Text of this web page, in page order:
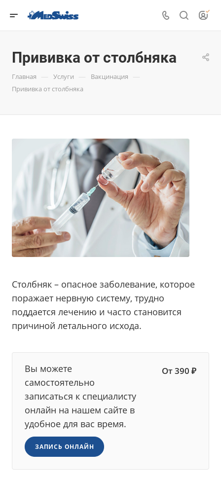
Прививка от столбняка
Главная — Услуги — Вакцинация —
Прививка от столбняка
Столбняк – опасное заболевание, которое
поражает нервную систему, трудно
поддается лечению и часто становится
причиной летального исхода.
Вы можете
самостоятельно
записаться к специалисту
онлайн на нашем сайте в
удобное для вас время.
От 390 ₽
ЗАПИСЬ ОНЛАЙН